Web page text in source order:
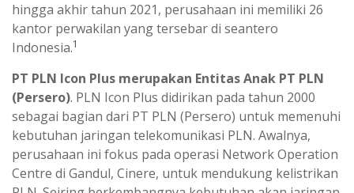
hingga akhir tahun 2021, perusahaan ini memiliki 26
kantor perwakilan yang tersebar di seantero
Indonesia.1
PT PLN Icon Plus merupakan Entitas Anak PT PLN
(Persero). PLN Icon Plus didirikan pada tahun 2000
sebagai bagian dari PT PLN (Persero) untuk memenuhi
kebutuhan jaringan telekomunikasi PLN. Awalnya,
perusahaan ini fokus pada operasi Network Operation
Centre di Gandul, Cinere, untuk mendukung kelistrikan